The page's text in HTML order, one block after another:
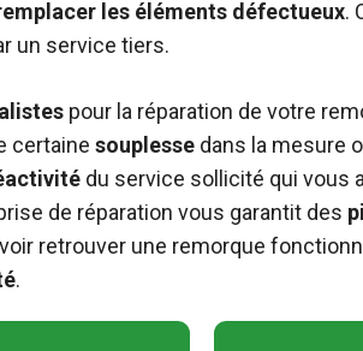
les éléments défectueux.
un service tiers.
pour la réparation de votre
certaine souplesse dans la mesure
du service sollicité qui vous
de réparation vous garantit des
retrouver une remorque
.